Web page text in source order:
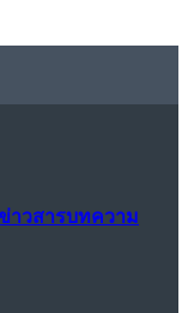
ข่าวสารบทความ